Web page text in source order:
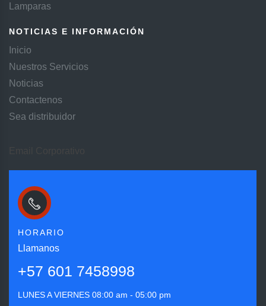
Lamparas
NOTICIAS E INFORMACIÓN
Inicio
Nuestros Servicios
Noticias
Contactenos
Sea distribuidor
HORARIO
Llamanos
+57 601 7458998
LUNES A VIERNES 08:00 am - 05:00 pm